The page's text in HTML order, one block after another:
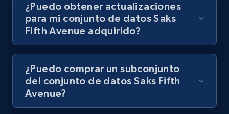
¿Puedo obtener actualizaciones
para mi conjunto de datos Saks
Fifth Avenue adquirido?
¿Puedo comprar un subconjunto
del conjunto de datos Saks Fifth
Avenue?